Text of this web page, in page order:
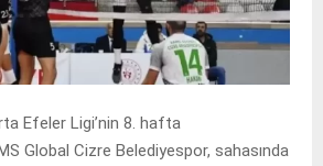
Efeler Ligi’nin 8. hafta
Global Cizre Belediyespor, sahasında